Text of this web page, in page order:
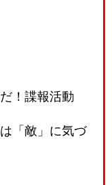
！諜報活動
「敵」に気づ